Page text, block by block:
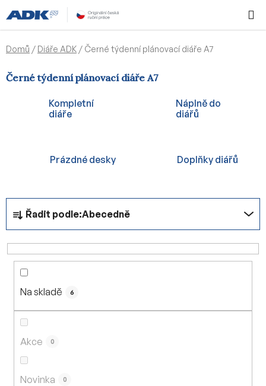
na
obsah
KOŠÍK
Domů / Diáře ADK / Černé týdenní plánovací diáře A7
Černé týdenní plánovací diáře A7
Kompletní
diáře
Náplně do
diářů
Prázdné desky Doplňky diářů
Ř
z
e
n
Řadit podle:Abecedně
Na skladě 6
Akce 0
Novinka 0